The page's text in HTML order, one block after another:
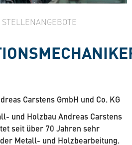
STELLENANGEBOTE
Carstens GmbH und Co. KG
und Holzbau Andreas Carstens
seit über 70 Jahren sehr
Metall- und Holzbearbeitung.